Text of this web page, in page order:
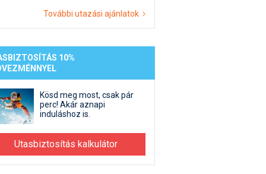
További utazási ajánlatok
10%
Kösd meg most, csak pár
perc! Akár aznapi
induláshoz is.
Utasbiztosítás kalkulátor